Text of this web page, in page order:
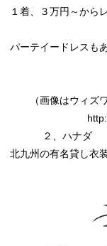
１着、３万円～から
パーテイードレスも
（画像はウィ
２、ハナダ
北九州の有名貸し衣